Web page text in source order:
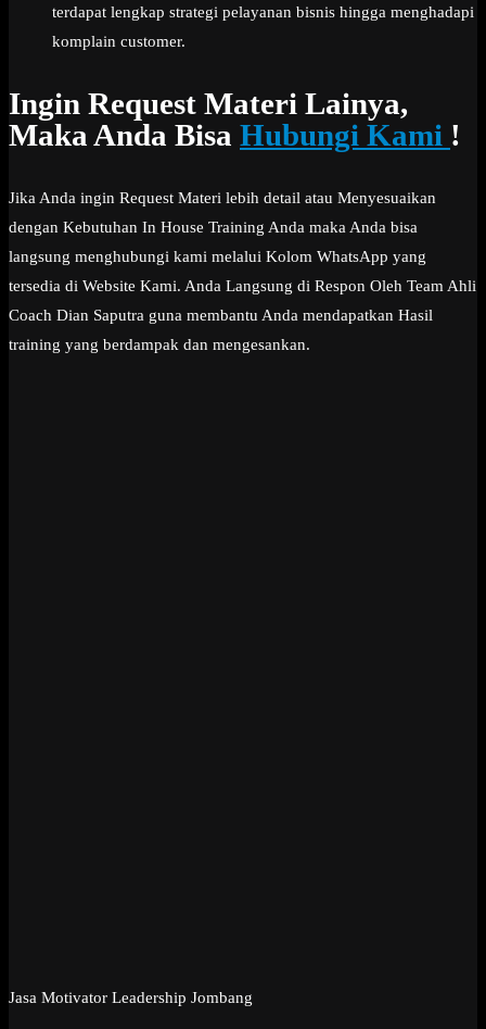
terdapat lengkap strategi pelayanan bisnis hingga menghadapi
komplain customer.
Ingin Request Materi Lainya,
Maka Anda Bisa Hubungi Kami !
Jika Anda ingin Request Materi lebih detail atau Menyesuaikan
dengan Kebutuhan In House Training Anda maka Anda bisa
langsung menghubungi kami melalui Kolom WhatsApp yang
tersedia di Website Kami. Anda Langsung di Respon Oleh Team Ahli
Coach Dian Saputra guna membantu Anda mendapatkan Hasil
training yang berdampak dan mengesankan.
Jasa Motivator Leadership Jombang